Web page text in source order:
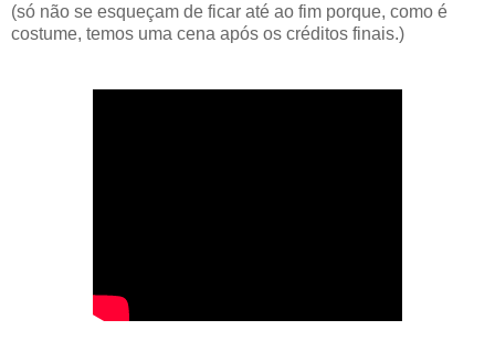
(só não se esqueçam de ficar até ao fim porque, como é
costume, temos uma cena após os créditos finais.)